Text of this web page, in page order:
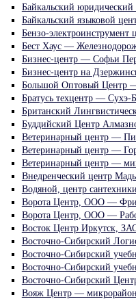
Байкальский
Байкальский языковой
Бензо-
Бест Хаус —
Бизнес-центр — Софьи
Бизнес-центр на
Большой Оптовый Центр
Братусь техцентр — Сухэ-
Британский
Буддийский Центр
Ветеринарный центр —
Ветеринарный центр —
Ветеринарный центр —
Внедренческий центр
Водяной, центр
Ворота Центр, ООО —
Ворота Центр, ООО —
Восток Центр Иркутск,
Восточно-Сибирский
Восточно-Сибирский
Восточно-Сибирский
Восточно-Сибирский
Вояж Центр —